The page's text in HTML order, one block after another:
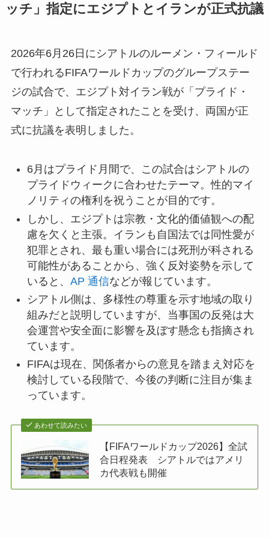
ッチ」指定にエジプトとイランが正式抗議
2026年6月26日にシアトルのルーメン・フィールド
で行われるFIFAワールドカップのグループステー
ジの試合で、エジプト対イラン戦が「プライド・
マッチ」として指定されたことを受け、両国が正
式に抗議を表明しました。
6月はプライド月間で、この試合はシアトルの
プライドウィークに合わせたテーマ。性的マイ
ノリティの権利を祝うことが目的です。
しかし、エジプトは宗教・文化的価値観への配
慮を欠くと主張。イランも自国法では同性愛が
犯罪とされ、最も重い場合には死刑が科される
可能性があることから、強く反対姿勢を示して
いると、 AP 通信などが報じています。
シアトル側は、多様性の尊重を示す地域の取り
組みだと説明していますが、当事国の反発は大
会運営や安全面に影響を及ぼす懸念も指摘され
ています。
FIFAは現在、関係者からの意見を踏まえ対応を
検討している段階で、今後の判断に注目が集ま
っています。
あわせて読みたい
【FIFAワールドカップ2026】全試
合日程発表 シアトルではアメリ
カ代表戦も開催